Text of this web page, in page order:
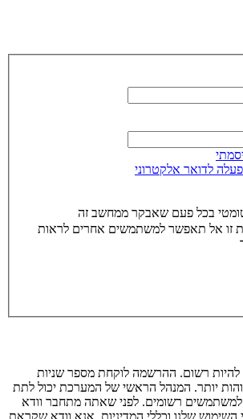
לדואר אלקטרוני
בכל פעם שאבקר ממחשב זה
זו אל תאפשר למשתמשים אחרים לראות
רשום. ההרשמה לוקחת מספר שניות
יותר. המנהל הראשי של המערכת יכול לתת
למשתמשים רשומים. לפני שאתה מתחבר וודא
שלנו וכללי המדיניות. אנא וודא שקראת